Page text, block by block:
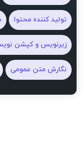
تولید کننده محتوا
زیرنویس و کپشن
نگارش متن عمومی